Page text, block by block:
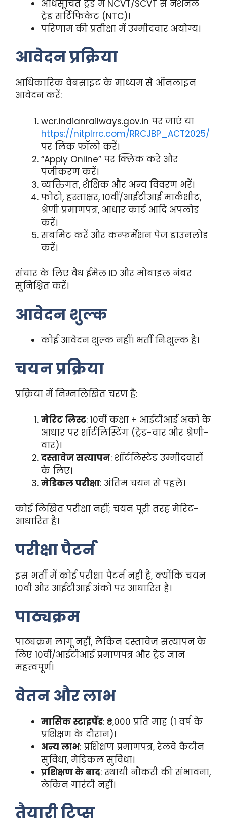
अधिसूचित ट्रेड में NCVT/SCVT से नेशनल
ट्रेड सर्टिफिकेट (NTC)।
परिणाम की प्रतीक्षा में उम्मीदवार अयोग्य।
आवेदन प्रक्रिया
आधिकारिक वेबसाइट के माध्यम से ऑनलाइन
आवेदन करें:
wcr.indianrailways.gov.in पर जाएं या
https://nitplrrc.com/RRCJBP_ACT2025/
पर लिंक फॉलो करें।
“Apply Online” पर क्लिक करें और
पंजीकरण करें।
व्यक्तिगत, शैक्षिक और अन्य विवरण भरें।
फोटो, हस्ताक्षर, 10वीं/आईटीआई मार्कशीट,
श्रेणी प्रमाणपत्र, आधार कार्ड आदि अपलोड
करें।
सबमिट करें और कन्फर्मेशन पेज डाउनलोड
करें।
संचार के लिए वैध ईमेल ID और मोबाइल नंबर
सुनिश्चित करें।
आवेदन शुल्क
कोई आवेदन शुल्क नहीं। भर्ती निःशुल्क है।
चयन प्रक्रिया
प्रक्रिया में निम्नलिखित चरण हैं:
मेरिट लिस्ट: 10वीं कक्षा + आईटीआई अंकों के
आधार पर शॉर्टलिस्टिंग (ट्रेड-वार और श्रेणी-
वार)।
दस्तावेज सत्यापन: शॉर्टलिस्टेड उम्मीदवारों
के लिए।
मेडिकल परीक्षा: अंतिम चयन से पहले।
कोई लिखित परीक्षा नहीं; चयन पूरी तरह मेरिट-
आधारित है।
परीक्षा पैटर्न
इस भर्ती में कोई परीक्षा पैटर्न नहीं है, क्योंकि चयन
10वीं और आईटीआई अंकों पर आधारित है।
पाठ्यक्रम
पाठ्यक्रम लागू नहीं, लेकिन दस्तावेज सत्यापन के
लिए 10वीं/आईटीआई प्रमाणपत्र और ट्रेड ज्ञान
महत्वपूर्ण।
वेतन और लाभ
मासिक स्टाइपेंड: ₹8,000 प्रति माह (1 वर्ष के
प्रशिक्षण के दौरान)।
अन्य लाभ: प्रशिक्षण प्रमाणपत्र, रेलवे कैंटीन
सुविधा, मेडिकल सुविधा।
प्रशिक्षण के बाद: स्थायी नौकरी की संभावना,
लेकिन गारंटी नहीं।
तैयारी टिप्स